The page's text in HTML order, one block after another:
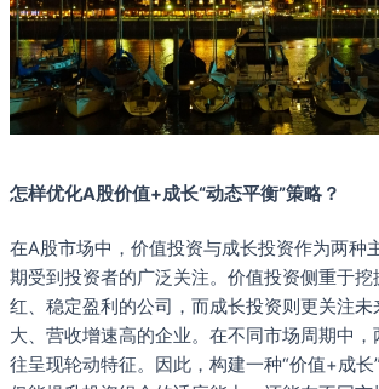
怎样优化A股价值+成长“动态平衡”策略？
在A股市场中，价值投资与成长投资作为两种
期受到投资者的广泛关注。价值投资侧重于挖
红、稳定盈利的公司，而成长投资则更关注未
大、营收增速高的企业。在不同市场周期中
往呈现轮动特征。因此，构建一种“价值+成长